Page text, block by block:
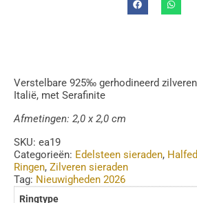
Verstelbare 925‰ gerhodineerd
Italië, met Serafinite
Afmetingen: 2,0 x 2,0 cm
SKU: ea19
Categorieën: Edelsteen sieraden,
Ringen, Zilveren sieraden
Tag: Nieuwigheden 2026
Ringtype